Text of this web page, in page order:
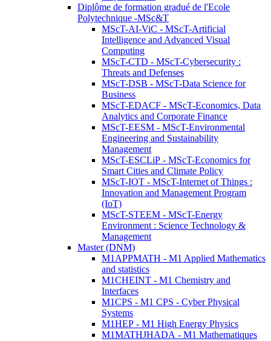
Diplôme de formation gradué de l'Ecole
Polytechnique -MSc&T
MScT-AI-ViC - MScT-Artificial
Intelligence and Advanced Visual
Computing
MScT-CTD - MScT-Cybersecurity :
Threats and Defenses
MScT-DSB - MScT-Data Science for
Business
MScT-EDACF - MScT-Economics, Data
Analytics and Corporate Finance
MScT-EESM - MScT-Environmental
Engineering and Sustainability
Management
MScT-ESCLiP - MScT-Economics for
Smart Cities and Climate Policy
MScT-IOT - MScT-Internet of Things :
Innovation and Management Program
(IoT)
MScT-STEEM - MScT-Energy
Environment : Science Technology &
Management
Master (DNM)
M1APPMATH - M1 Applied Mathematics
and statistics
M1CHEINT - M1 Chemistry and
Interfaces
M1CPS - M1 CPS - Cyber Physical
Systems
M1HEP - M1 High Energy Physics
M1MATHJHADA - M1 Mathematiques